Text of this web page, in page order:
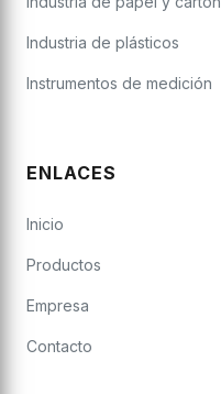
Industria de plásticos
Instrumentos de medición
ENLACES
Inicio
Productos
Empresa
Contacto